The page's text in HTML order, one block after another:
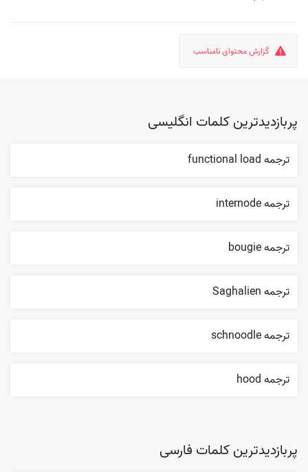
گزارش محتوای نامناسب
پربازدیدترین کلمات انگلیسی
ترجمه functional load
ترجمه internode
ترجمه bougie
ترجمه Saghalien
ترجمه schnoodle
ترجمه hood
پربازدیدترین کلمات فارسی